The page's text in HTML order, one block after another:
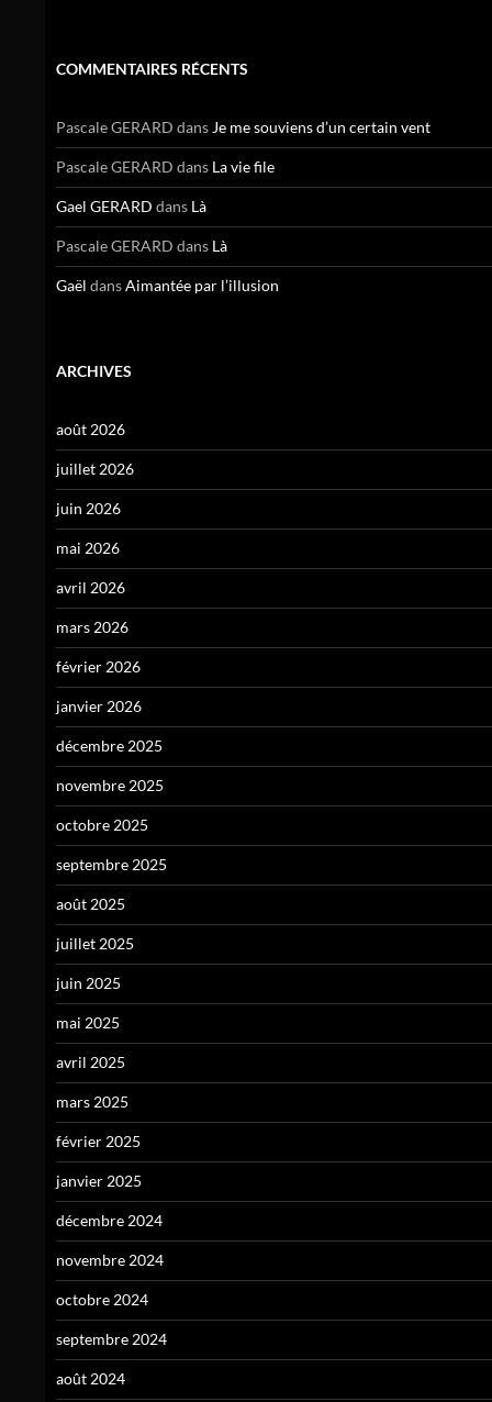
COMMENTAIRES RÉCENTS
Pascale GERARD dans Je me souviens d’un certain vent
Pascale GERARD dans La vie file
Gael GERARD dans Là
Pascale GERARD dans Là
Gaël dansAimantée par l’illusion
ARCHIVES
août 2026
juillet 2026
juin 2026
mai 2026
avril 2026
mars 2026
février 2026
janvier 2026
décembre 2025
novembre 2025
octobre 2025
septembre 2025
août 2025
juillet 2025
juin 2025
mai 2025
avril 2025
mars 2025
février 2025
janvier 2025
décembre 2024
novembre 2024
octobre 2024
septembre 2024
août 2024